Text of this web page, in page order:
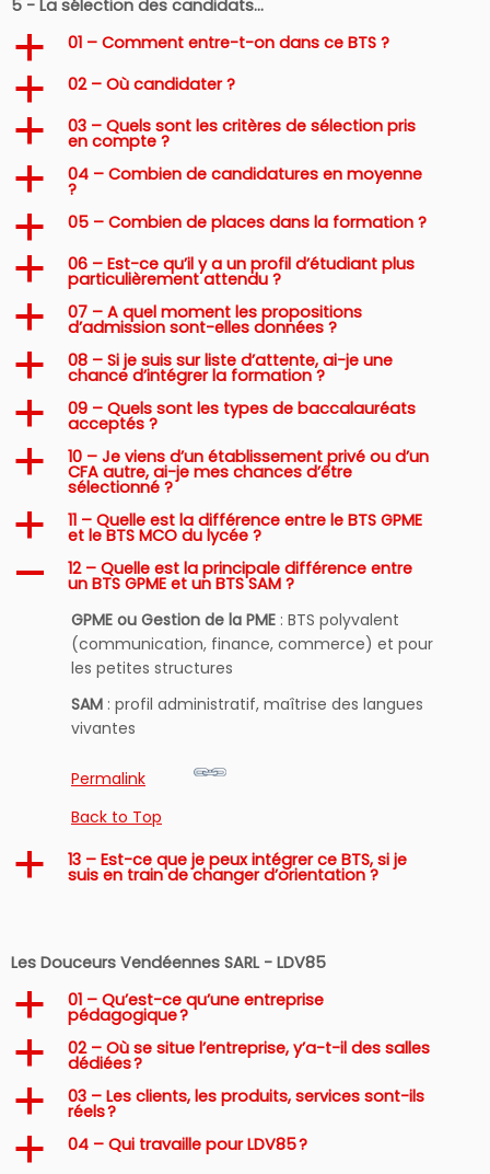
5 - La sélection des candidats…
a 01 – Comment entre-t-on dans ce BTS ?
a 02 – Où candidater ?
a 03 – Quels sont les critères de sélection pris
en compte ?
a 04 – Combien de candidatures en moyenne
?
a 05 – Combien de places dans la formation ?
a 06 – Est-ce qu’il y a un profil d’étudiant plus
particulièrement attendu ?
a 07 – A quel moment les propositions
d’admission sont-elles données ?
a 08 – Si je suis sur liste d’attente, ai-je une
chance d’intégrer la formation ?
a 09 – Quels sont les types de baccalauréats
acceptés ?
a 10 – Je viens d’un établissement privé ou d’un
CFA autre, ai-je mes chances d’être
sélectionné ?
a 11 – Quelle est la différence entre le BTS GPME
et le BTS MCO du lycée ?
A 12 – Quelle est la principale différence entre
un BTS GPME et un BTS SAM ?
GPME ou Gestion de la PME : BTS polyvalent
(communication, finance, commerce) et pour
les petites structures
SAM : profil administratif, maîtrise des langues
vivantes
Permalink
Back to Top
a 13 – Est-ce que je peux intégrer ce BTS, si je
suis en train de changer d’orientation ?
Les Douceurs Vendéennes SARL - LDV85
a 01 – Qu’est-ce qu’une entreprise
pédagogique ?
a 02 – Où se situe l’entreprise, y’a-t-il des salles
dédiées ?
a 03 – Les clients, les produits, services sont-ils
réels ?
a 04 – Qui travaille pour LDV85 ?